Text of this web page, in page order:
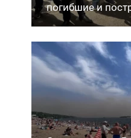
погибшие и